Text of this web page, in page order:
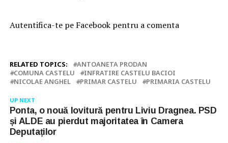
Autentifica-te pe Facebook pentru a comenta
RELATED TOPICS:
ANTOANETA PRODAN
COMUNA CASTELU
INFRATIRE CASTELU BACIOI
NICOLAE ANGHEL
PRIMAR CASTELU PRIMARIA CASTELU
UP NEXT
Ponta, o nouă lovitură pentru Liviu Dragnea. PSD
și ALDE au pierdut majoritatea în Camera
Deputaților